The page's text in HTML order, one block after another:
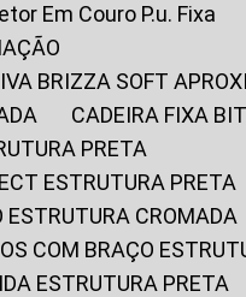
Em Couro P.u. Fixa
BRIZZA SOFT
CADEIRA FIXA
PRETA
ESTRUTURA PRETA
ESTRUTURA CROMADA
COM BRAÇO
ESTRUTURA PRETA